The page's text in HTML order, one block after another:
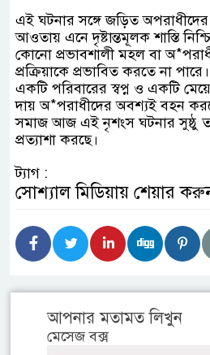
এই ঘটনার সঙ্গে জড়িত
আওতায় এনে দৃষ্টান্তমূলক শাস্তি
কোনো প্রভাবশালী মহল বা
প্রক্রিয়াকে প্রভাবিত করতে না পারে।
একটি পরিবারের স্বপ্ন ও একটি
দায় অ*পরাধীদের অবশ্যই বহন
সমাজ আজ এই নৃশংস ঘটনার সুষ্ঠু
প্রত্যাশা করছে।
ট্যাগ :
সোশ্যাল মিডিয়ায় শেয়ার
আপনার মতামত লিখুন
মেসেজ বক্স